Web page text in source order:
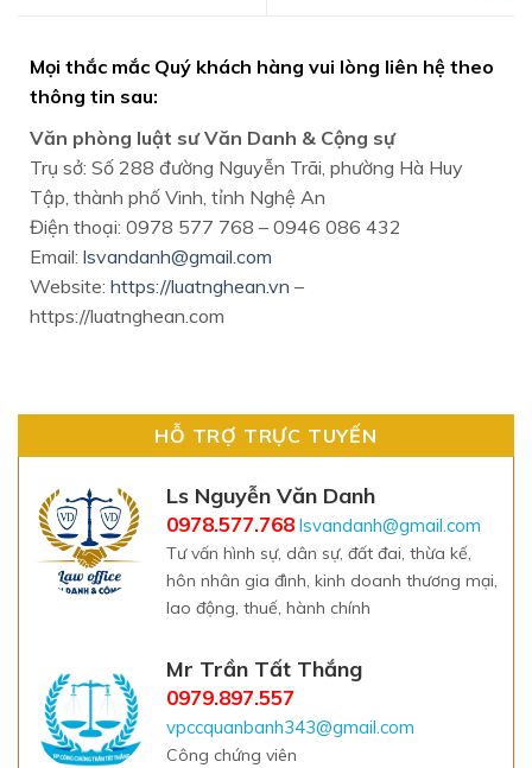
Mọi thắc mắc Quý khách hàng vui lòng liên hệ theo
thông tin sau:
Văn phòng luật sư Văn Danh & Cộng sự
Trụ sở: Số 288 đường Nguyễn Trãi, phường Hà Huy
Tập, thành phố Vinh, tỉnh Nghệ An
Điện thoại: 0978 577 768 – 0946 086 432
Email: lsvandanh@gmail.com
Website: https://luatnghean.vn –
https://luatnghean.com
HỖ TRỢ TRỰC TUYẾN
Ls Nguyễn Văn Danh
0978.577.768 lsvandanh@gmail.com
Tư vấn hình sự, dân sự, đất đai, thừa kế,
hôn nhân gia đình, kinh doanh thương mại,
lao động, thuế, hành chính
Mr Trần Tất Thắng
0979.897.557
vpccquanbanh343@gmail.com
Công chứng viên